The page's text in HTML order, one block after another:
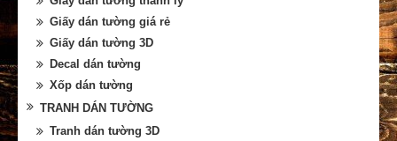
Giấy dán tường giá rẻ
Giấy dán tường 3D
Decal dán tường
Xốp dán tường
TRANH DÁN TƯỜNG
Tranh dán tường 3D